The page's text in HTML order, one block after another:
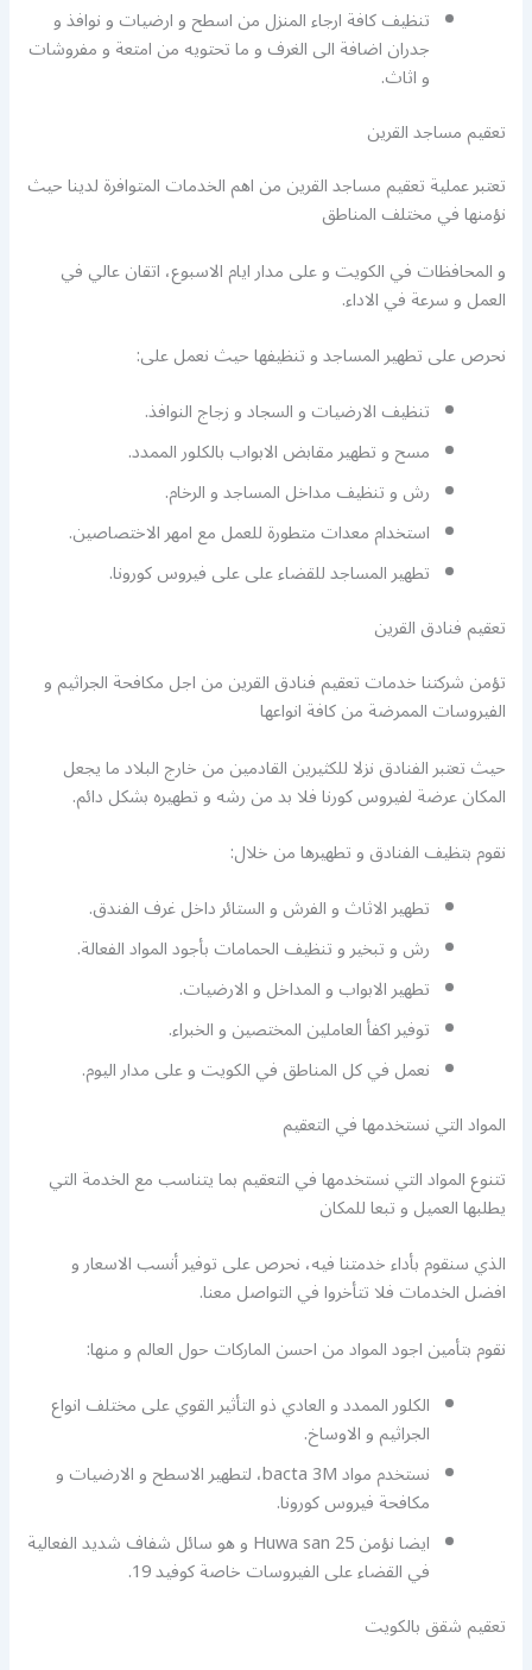
تنظيف كافة ارجاء المنزل من اسطح و ارضيات و نوافذ و
جدران اضافة الى الغرف و ما تحتويه من امتعة و مفروشات
و اثاث.
تعقيم مساجد القرين
تعتبر عملية تعقيم مساجد القرين من اهم الخدمات المتوافرة لدينا حيث
نؤمنها في مختلف المناطق
و المحافظات في الكويت و على مدار ايام الاسبوع، اتقان عالي في
العمل و سرعة في الاداء.
نحرص على تطهير المساجد و تنظيفها حيث نعمل على:
تنظيف الارضيات و السجاد و زجاج النوافذ.
مسح و تطهير مقابض الابواب بالكلور الممدد.
رش و تنظيف مداخل المساجد و الرخام.
استخدام معدات متطورة للعمل مع امهر الاختصاصين.
تطهير المساجد للقضاء على على فيروس كورونا.
تعقيم فنادق القرين
تؤمن شركتنا خدمات تعقيم فنادق القرين من اجل مكافحة الجراثيم و
الفيروسات الممرضة من كافة انواعها
حيث تعتبر الفنادق نزلا للكثيرين القادمين من خارج البلاد ما يجعل
المكان عرضة لفيروس كورنا فلا بد من رشه و تطهيره بشكل دائم.
نقوم بتظيف الفنادق و تطهيرها من خلال:
تطهير الاثاث و الفرش و الستائر داخل غرف الفندق.
رش و تبخير و تنظيف الحمامات بأجود المواد الفعالة.
تطهير الابواب و المداخل و الارضيات.
توفير اكفأ العاملين المختصين و الخبراء.
نعمل في كل المناطق في الكويت و على مدار اليوم.
المواد التي نستخدمها في التعقيم
تتنوع المواد التي نستخدمها في التعقيم بما يتناسب مع الخدمة التي
يطلبها العميل و تبعا للمكان
الذي سنقوم بأداء خدمتنا فيه، نحرص على توفير أنسب الاسعار و
افضل الخدمات فلا تتأخروا في التواصل معنا.
نقوم بتأمين اجود المواد من احسن الماركات حول العالم و منها:
الكلور الممدد و العادي ذو التأثير القوي على مختلف انواع
الجراثيم و الاوساخ.
نستخدم مواد bacta 3M، لتطهير الاسطح و الارضيات و
مكافحة فيروس كورونا.
ايضا نؤمن Huwa san 25 و هو سائل شفاف شديد الفعالية
في القضاء على الفيروسات خاصة كوفيد 19.
تعقيم شقق بالكويت